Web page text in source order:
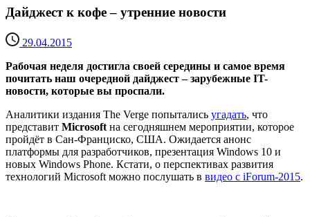
Дайджест к кофе – утренние новости
29.04.2015
Рабочая неделя достигла своей середины и самое время
почитать наш очередной дайджест – зарубежные IT-
новости, которые вы проспали.
Аналитики издания The Verge попытались угадать, что
представит Microsoftна сегодняшнем мероприятии, которое
пройдёт в Сан-Франциско, США. Ожидается анонс
платформы для разработчиков, презентация Windows 10 и
новых Windows Phone. Кстати, о перспективах развития
технологий Microsoft можно послушать в видео с iForum-2015.